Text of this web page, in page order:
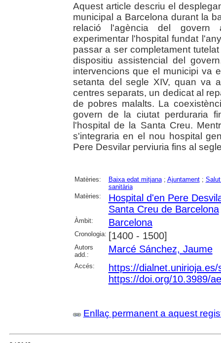
Aquest article descriu el
municipal a Barcelona durant la
relació l'agència del govern
experimentar l'hospital fundat
passar a ser completament
dispositiu assistencial del
intervencions que el municipi va
setanta del segle XIV, quan va
centres separats, un dedicat al
de pobres malalts. La
govern de la ciutat perduraria
l'hospital de la Santa Creu.
s'integraria en el nou hospital
Pere Desvilar perviuria fins al
Matèries: Baixa edat mitjana; Ajuntament;
sanitària
Matèries:
Hospital d'en Pere
Santa Creu de Barcelona
Àmbit: Barcelona
Cronologia: [1400 - 1500]
Autors
add.:
Marcé Sánchez, Jaume
Accés:
https://
https://doi.org/10.3989/
Enllaç permanent a aquest